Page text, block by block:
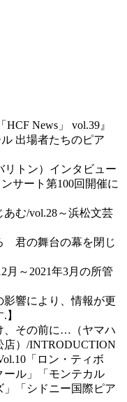
News」 vol.39』
出場者たちのピア
トン）インタビュー
サート第100回開催に
む/vol.28～浜松文芸
君の舞台の幕を閉じ
月～2021年3月の所管
影響により、情報が更
、その前に…（ヤマハ
店）/INTRODUCTION
「ロン・ティボ
ール」「モンテカル
」「シドニー国際ピア